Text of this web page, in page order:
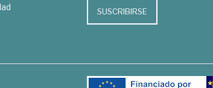
SUSCRIBIRSE